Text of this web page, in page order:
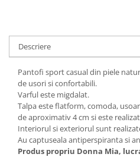
Descriere
Pantofi sport casual din piele
de usori si confortabili.
Varful este migdalat.
Talpa este flatform, comoda,
de aproximativ 4 cm si este
Interiorul si exteriorul sunt
Au captuseala antiperspiranta si
Produs propriu Donna Mia,